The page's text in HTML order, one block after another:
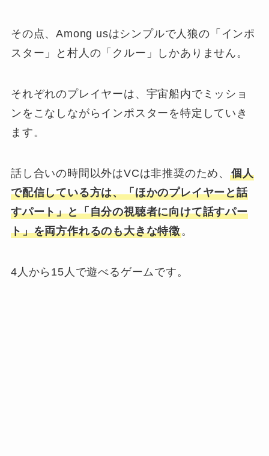
その点、Among usはシンプルで人狼の「インポ
スター」と村人の「クルー」しかありません。
それぞれのプレイヤーは、宇宙船内でミッショ
ンをこなしながらインポスターを特定していき
ます。
話し合いの時間以外はVCは非推奨のため、個人
で配信している方は、「ほかのプレイヤーと話
すパート」と「自分の視聴者に向けて話すパー
ト」を両方作れるのも大きな特徴。
4人から15人で遊べるゲームです。